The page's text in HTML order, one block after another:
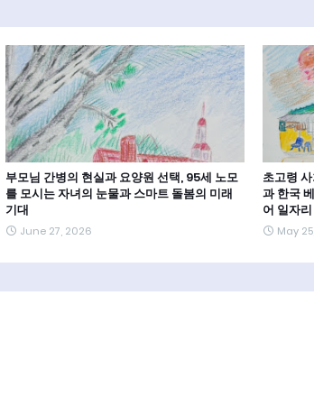
부모님 간병의 현실과 요양원 선택, 95세 노모
를 모시는 자녀의 눈물과 스마트 돌봄의 미래
기대
June 27, 2026
초고령
과 한국
어 일자
May